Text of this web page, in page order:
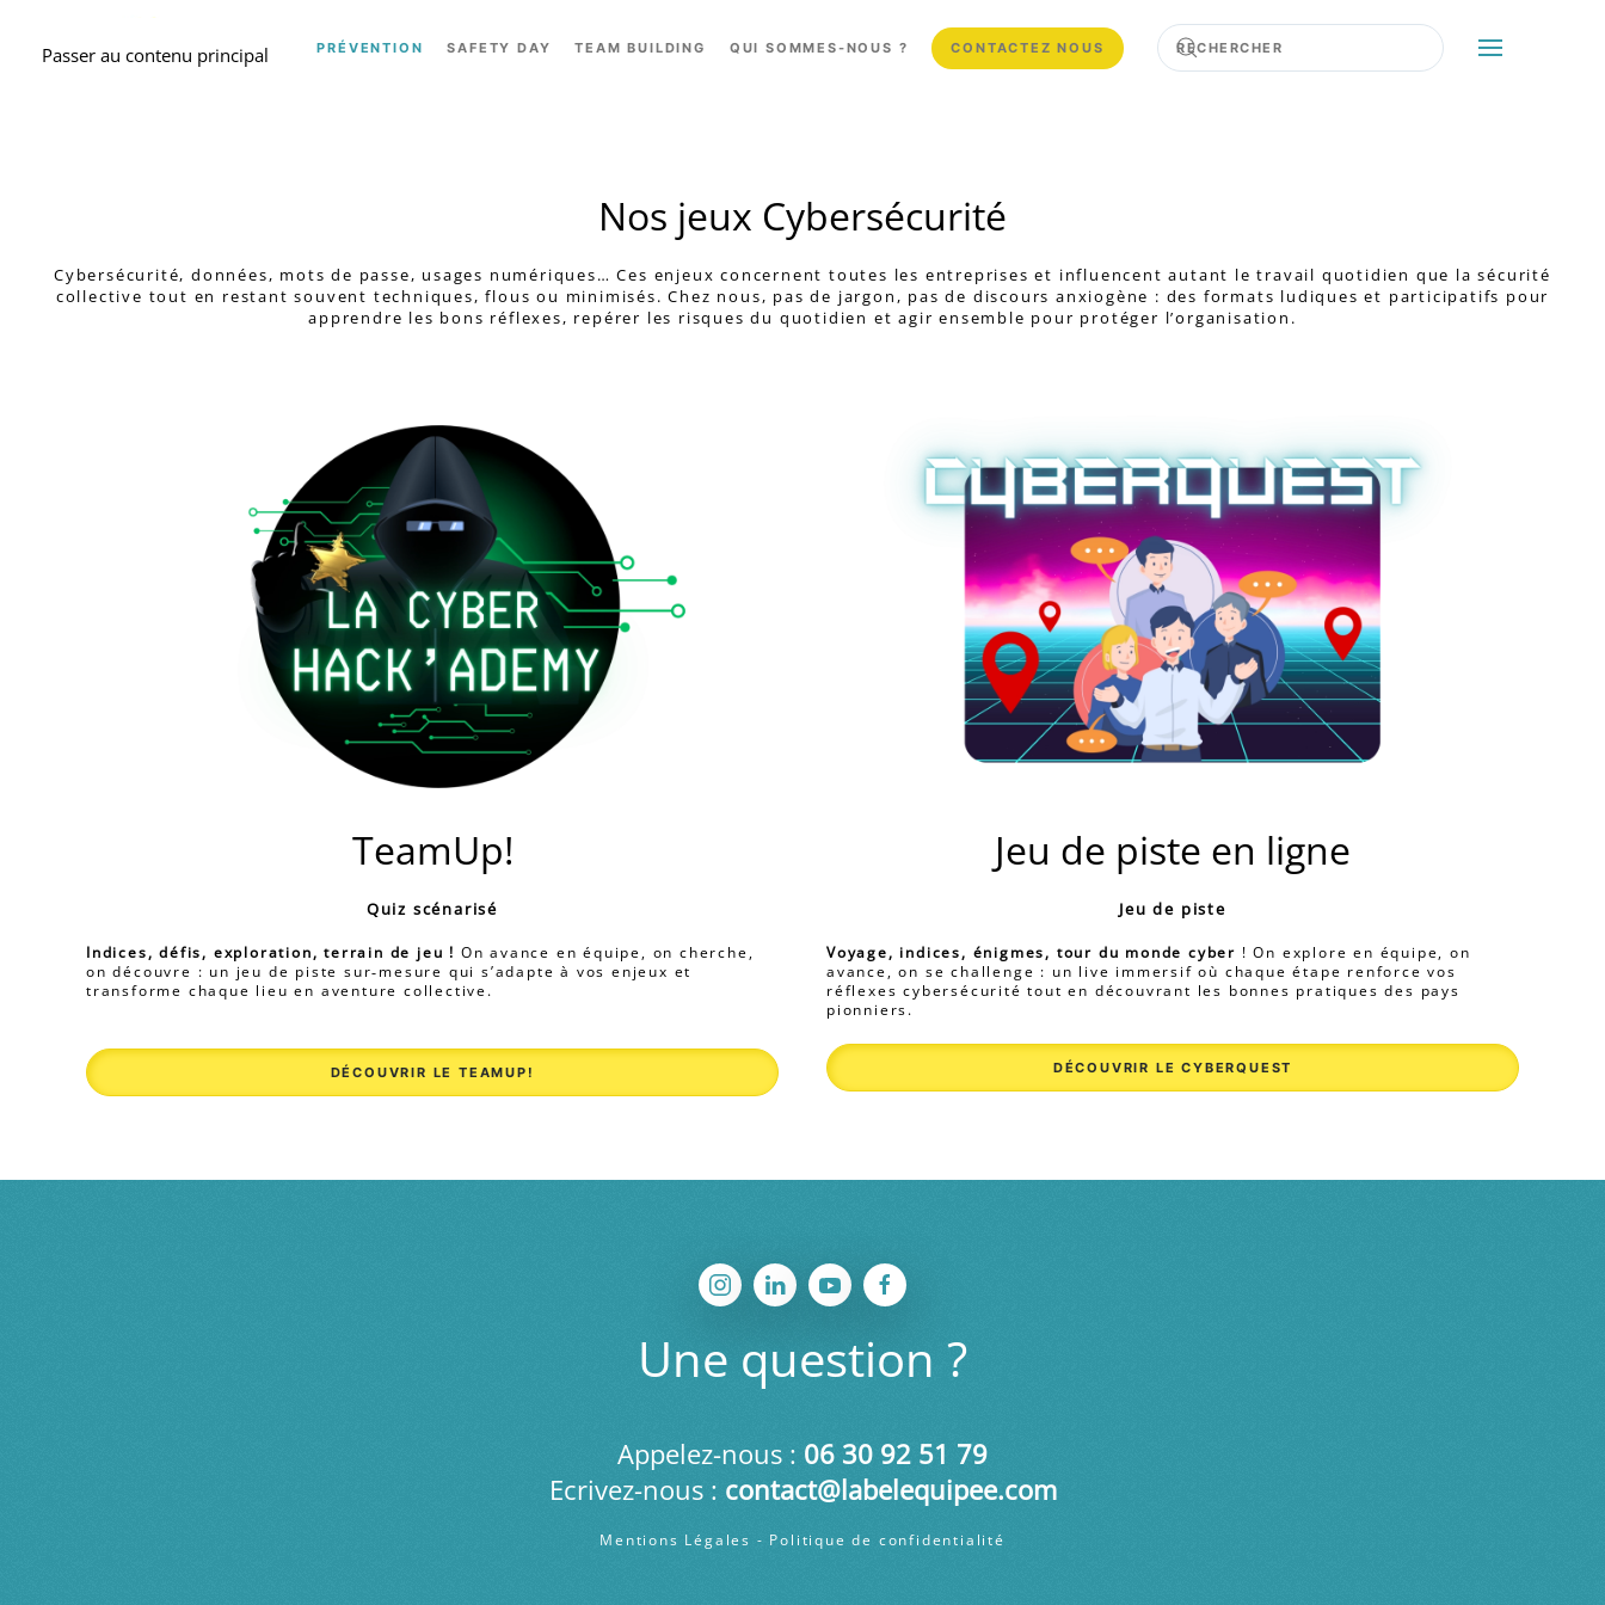
Passer au contenu principal
ACCUEIL PRÉVENTION SAFETY DAY TEAM BUILDING QUI SOMMES-NOUS ? CONTACTEZ NOUS
Nos jeux Cybersécurité
Cybersécurité, données, mots de passe, usages numériques… Ces enjeux concernent toutes les entreprises et influencent autant le travail quotidien que la sécurité
collective tout en restant souvent techniques, flous ou minimisés. Chez nous, pas de jargon, pas de discours anxiogène : des formats ludiques et participatifs pour
apprendre les bons réflexes, repérer les risques du quotidien et agir ensemble pour protéger l’organisation.
TeamUp!
Quiz scénarisé
Indices, défis, exploration, terrain de jeu ! On avance en équipe, on cherche,
on découvre : un jeu de piste sur‑mesure qui s’adapte à vos enjeux et
transforme chaque lieu en aventure collective.
DÉCOUVRIR LE TEAMUP!
Jeu de piste en ligne
Jeu de piste
Voyage, indices, énigmes, tour du monde cyber ! On explore en équipe, on
avance, on se challenge : un live immersif où chaque étape renforce vos
réflexes cybersécurité tout en découvrant les bonnes pratiques des pays
pionniers.
DÉCOUVRIR LE CYBERQUEST
Une question ?
Appelez-nous : 06 30 92 51 79
Ecrivez-nous : contact@labelequipee.com
Mentions Légales - Politique de confidentialité